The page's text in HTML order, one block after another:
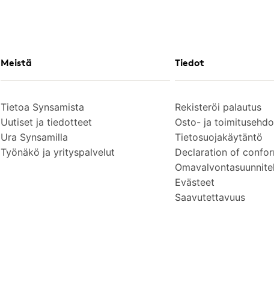
Meistä
Tietoa Synsamista
Uutiset ja tiedotteet
Ura Synsamilla
Työnäkö ja yrityspalvelut
Tiedot
Rekisteröi palautus
Osto- ja
Tietosuojakäytäntö
Declaration of
Evästeet
Saavutettavuus